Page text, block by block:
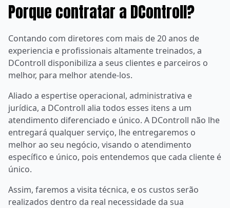
Porque contratar a DControll?
Contando com diretores com mais de 20 anos de
experiencia e profissionais altamente treinados, a
DControll disponibiliza a seus clientes e parceiros o
melhor, para melhor atende-los.
Aliado a espertise operacional, administrativa e
jurídica, a DControll alia todos esses itens a um
atendimento diferenciado e único. A DControll não lhe
entregará qualquer serviço, lhe entregaremos o
melhor ao seu negócio, visando o atendimento
específico e único, pois entendemos que cada cliente é
único.
Assim, faremos a visita técnica, e os custos serão
realizados dentro da real necessidade da sua